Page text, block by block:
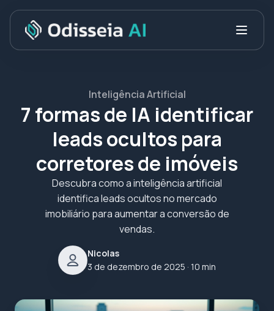
Inteligência Artificial
7 formas de IA identificar
leads ocultos para
corretores de imóveis
Descubra como a inteligência artificial
identifica leads ocultos no mercado
imobiliário para aumentar a conversão de
vendas.
Nicolas
3 de dezembro de 2025 · 10 min